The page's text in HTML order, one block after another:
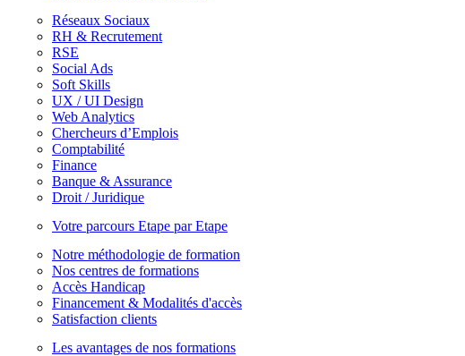
Réseaux Sociaux
RH & Recrutement
RSE
Social Ads
Soft Skills
UX / UI Design
Web Analytics
Chercheurs d’Emplois
Comptabilité
Finance
Banque & Assurance
Droit / Juridique
Votre parcours Etape par Etape
Notre méthodologie de formation
Nos centres de formations
Accès Handicap
Financement & Modalités d'accès
Satisfaction clients
Les avantages de nos formations